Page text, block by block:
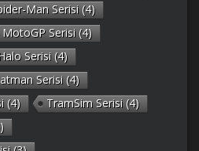
Man Serisi (4)
MotoGP Serisi (4)
Halo Serisi (4)
Serisi (4)
(4) TramSim Serisi (4)